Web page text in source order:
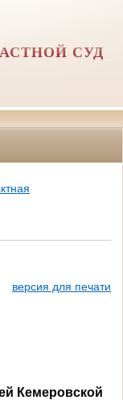
СУД
версия для печати
Кемеровской